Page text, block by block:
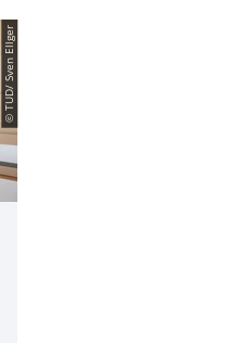
© TUD/ Sven Ellger